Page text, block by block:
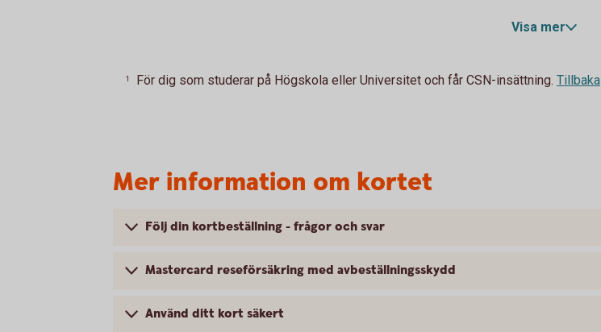
Visa mer
1 För dig som studerar på Högskola eller Universitet och får CSN-insättning. Tillbaka
Mer information om kortet
Följ din kortbeställning - frågor och svar
Mastercard reseförsäkring med avbeställningsskydd
Använd ditt kort säkert